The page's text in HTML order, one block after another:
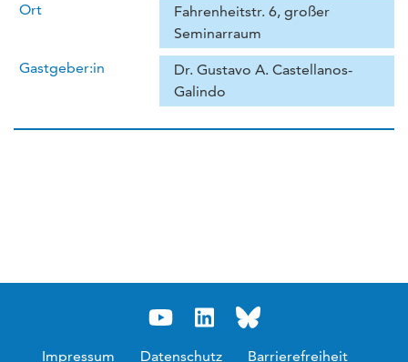
Ort
Fahrenheitstr. 6, großer
Seminarraum
Gastgeber:in
Dr. Gustavo A. Castellanos-
Galindo
Impressum Datenschutz
Barrierefreiheit